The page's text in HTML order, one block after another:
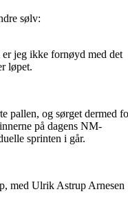
sølv:
jeg ikke fornøyd med det
løpet.
pallen, og sørget dermed
på dagens NM-
sprinten i går.
med Ulrik Astrup Arnesen